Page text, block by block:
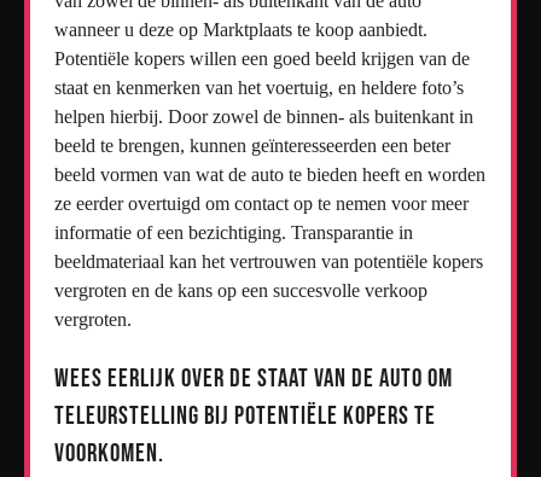
wanneer u deze op Marktplaats te koop aanbiedt.
Potentiële kopers willen een goed beeld krijgen van de
staat en kenmerken van het voertuig, en heldere foto’s
helpen hierbij. Door zowel de binnen- als buitenkant in
beeld te brengen, kunnen geïnteresseerden een beter
beeld vormen van wat de auto te bieden heeft en worden
ze eerder overtuigd om contact op te nemen voor meer
informatie of een bezichtiging. Transparantie in
beeldmateriaal kan het vertrouwen van potentiële kopers
vergroten en de kans op een succesvolle verkoop
vergroten.
Wees eerlijk over de staat van de auto om
teleurstelling bij potentiële kopers te
voorkomen.